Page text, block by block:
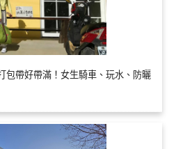
包帶好帶滿！女生騎車、玩水、防曬